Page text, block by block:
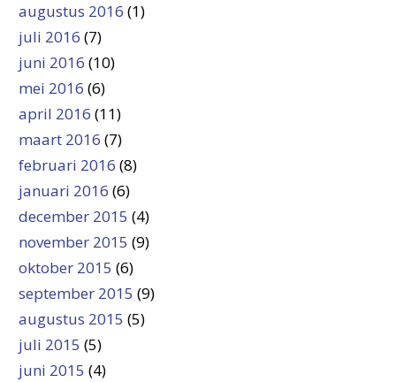
augustus 2016 (1)
juli 2016 (7)
juni 2016 (10)
mei 2016 (6)
april 2016 (11)
maart 2016 (7)
februari 2016 (8)
januari 2016 (6)
december 2015 (4)
november 2015 (9)
oktober 2015 (6)
september 2015 (9)
augustus 2015 (5)
juli 2015 (5)
juni 2015 (4)